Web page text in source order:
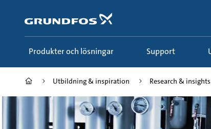
huvudinnehållet
Produkter och lösningar Support
Utbildning & inspiration Research & insights